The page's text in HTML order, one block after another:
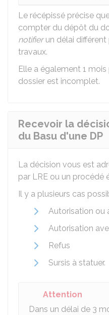
Le récépissé précise
compter du dépôt du
notifierun délai
travaux.
Elle a également 1
dossier est incomplet.
Recevoir la
du Basu d'une DP
La décision vous est
par LRE ou un procédé
Il y a plusieurs cas
Autorisation ou
Autorisation
Refus
Sursis à statuer.
Attention
Dans un délai de 3